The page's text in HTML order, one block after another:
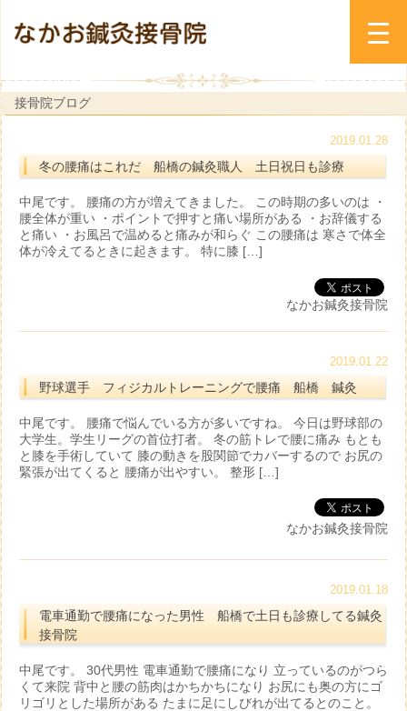
接骨院ブログ
2019.01.28
冬の腰痛はこれだ 船橋の鍼灸職人 土日祝日も診療
中尾です。 腰痛の方が増えてきました。 この時期の多いのは ・
腰全体が重い ・ポイントで押すと痛い場所がある ・お辞儀する
と痛い ・お風呂で温めると痛みが和らぐ この腰痛は 寒さで体全
体が冷えてるときに起きます。 特に膝 […]
なかお鍼灸接骨院
2019.01.22
野球選手 フィジカルトレーニングで腰痛 船橋 鍼灸
中尾です。 腰痛で悩んでいる方が多いですね。 今日は野球部の
大学生。学生リーグの首位打者。 冬の筋トレで腰に痛み もとも
と膝を手術していて 膝の動きを股関節でカバーするので お尻の
緊張が出てくると 腰痛が出やすい。 整形 […]
なかお鍼灸接骨院
2019.01.18
電車通勤で腰痛になった男性 船橋で土日も診療してる鍼灸
接骨院
中尾です。 30代男性 電車通勤で腰痛になり 立っているのがつら
くて来院 背中と腰の筋肉はかちかちになり お尻にも奥の方にゴ
リゴリとした場所がある たまに足にしびれが出てるとのこと。